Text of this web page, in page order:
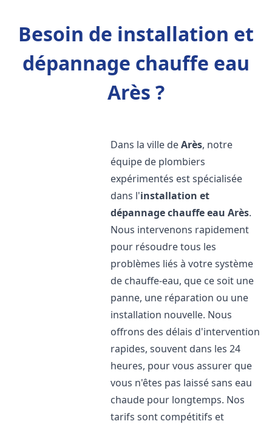
Besoin de installation et
dépannage chauffe eau
Arès ?
Dans la ville deArès, notre
équipe de plombiers
expérimentés est spécialisée
dans l'installation et
dépannage chauffe eau Arès.
Nous intervenons rapidement
pour résoudre tous les
problèmes liés à votre système
de chauffe-eau, que ce soit une
panne, une réparation ou une
installation nouvelle. Nous
offrons des délais d'intervention
rapides, souvent dans les 24
heures, pour vous assurer que
vous n'êtes pas laissé sans eau
chaude pour longtemps. Nos
tarifs sont compétitifs et